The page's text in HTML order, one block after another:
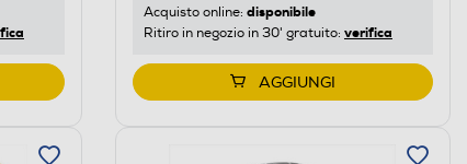
Acquisto online: disponibile
Ritiro in negozio in 30' gratuito: verifica
AGGIUNGI